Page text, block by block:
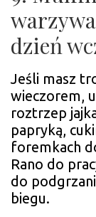
dzień
Jeśli masz
wieczorem,
roztrzep
papryką,
foremkach
Rano do
do
biegu.